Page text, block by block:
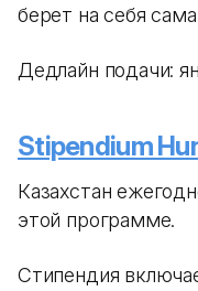
берет на себя
Дедлайн подачи:
Stipendium
Казахстан
этой программе.
Стипендия